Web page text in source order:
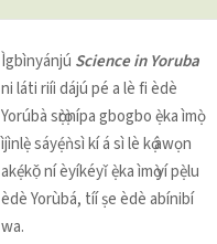
Ìgbìnyánjú Science in Yoruba
ni láti riíi dájú pé a lè fi èdè
Yorúbà sọ̀rọ̀ nípa gbogbo ẹ̀ka ìmọ̀
ìjìnlẹ̀ sáyẹ́ǹsì kí á sì lè kọ́ àwọn
akẹ́kọ̌ ní èyíkéyǐ ẹ̀ka ìmọ̀ yí pẹ̀lu
èdè Yorùbá, tíí ṣe èdè abínibí
wa.